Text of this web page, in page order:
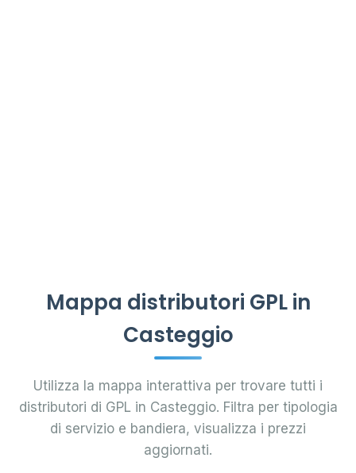
Mappa distributori GPL in
Casteggio
Utilizza la mappa interattiva per trovare tutti i
distributori di GPL in Casteggio. Filtra per tipologia
di servizio e bandiera, visualizza i prezzi
aggiornati.